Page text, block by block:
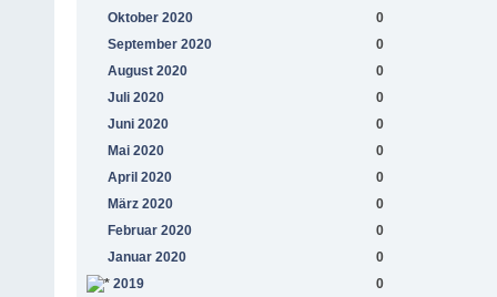
Oktober 2020
0
September 2020
0
August 2020
0
Juli 2020
0
Juni 2020
0
Mai 2020
0
April 2020
0
März 2020
0
Februar 2020
0
Januar 2020
0
2019
0